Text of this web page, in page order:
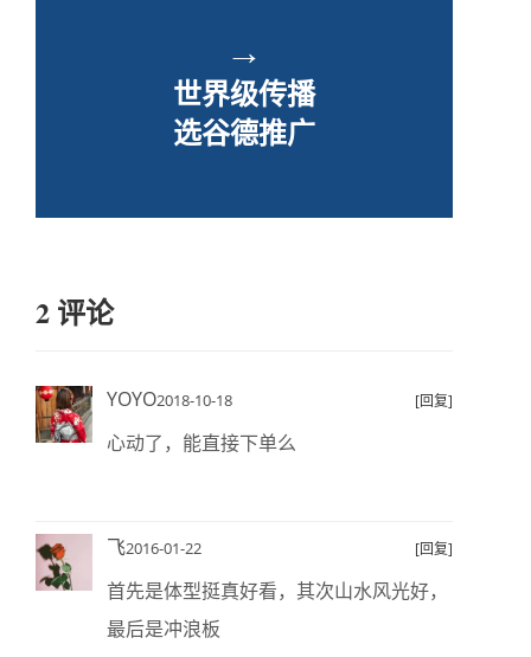
→
世界级传播
选谷德推广
2 评论
YOYO2018-10-18 [回复]
心动了，能直接下单么
飞2016-01-22 [回复]
首先是体型挺真好看，其次山水风光好，
最后是冲浪板